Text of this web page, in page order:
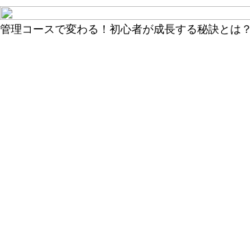
管理コースで変わる！初心者が成長する秘訣とは？